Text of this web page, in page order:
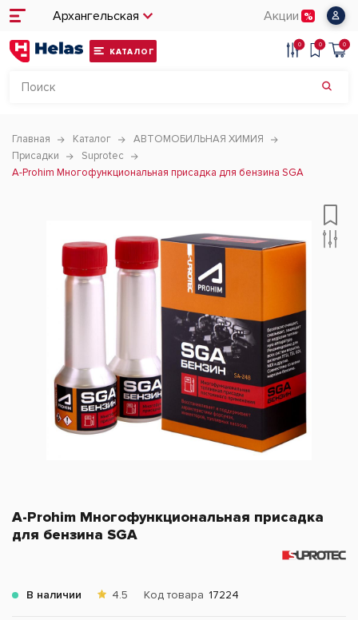
Архангельская Акции
КАТАЛОГ
0 0 0
Главная Каталог
АВТОМОБИЛЬНАЯ ХИМИЯ
Присадки
Suprotec
A-Prohim Многофункциональная присадка для бензина SGA
A-Prohim Многофункциональная присадка
для бензина SGA
В наличии 4.5 Код товара 17224